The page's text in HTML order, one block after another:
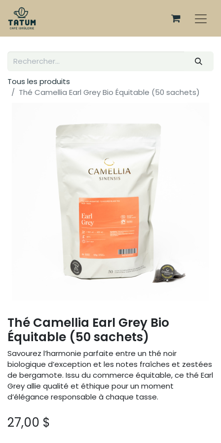
Tous les produits
Thé Camellia Earl Grey Bio Équitable (50 sachets)
Thé Camellia Earl Grey Bio
Équitable (50 sachets)
Savourez l’harmonie parfaite entre un thé noir
biologique d’exception et les notes fraîches et zestées
de bergamote. Issu du commerce équitable, ce thé Earl
Grey allie qualité et éthique pour un moment
d’élégance responsable à chaque tasse.
27,00 $